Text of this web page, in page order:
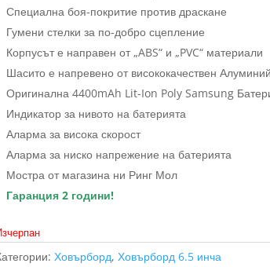
Специална боя-покритие против драскане
Гумени стелки за по-добро сцепление
Корпусът е направен от „ABS“ и „PVC“ материали
Шасито е напревено от висококачествен
Оригинална 4400mAh Lit-Ion Poly Samsung
Индикатор за нивото на батерията
Аларма за висока скорост
Аларма за ниско напрежение на батерията
Мостра от магазина ни Ринг Мол
Гаранция 2 години!
Ховърборд,Ховърборд 6.5 инча